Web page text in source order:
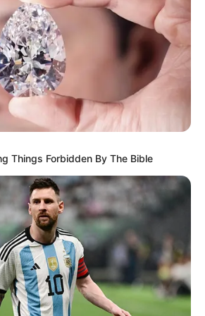
13 – 8 – 17 – 5 – 16 – 2 – 14 – 18
16 – 17 – 5 – 2 – 1 – 13
: 8 – 17 – 5 – 13 – 15 – 2 – 14 – 18
– 13 – 8 – 2 – 15 – 18 – 9
: 5 – 17 – 8 – 13 – 2 – 4 – 9 – 18
8 – 17 – 3 – 1 – 18 – 15 – 4
: 13 – 8 – 5 – 17 – 16 – 9 – 6 – 2
Things Forbidden By The Bible